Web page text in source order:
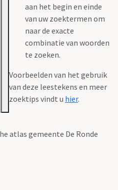
aan het begin en einde
van uw zoektermen om
naar de exacte
combinatie van woorden
te zoeken.
Voorbeelden van het gebruik
van deze leestekens en meer
zoektips vindt u hier.
atlas gemeente De Ronde